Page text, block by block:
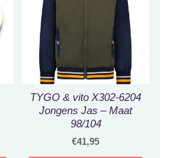
TYGO & vito X302-6204
Jongens Jas – Maat
98/104
€41,95